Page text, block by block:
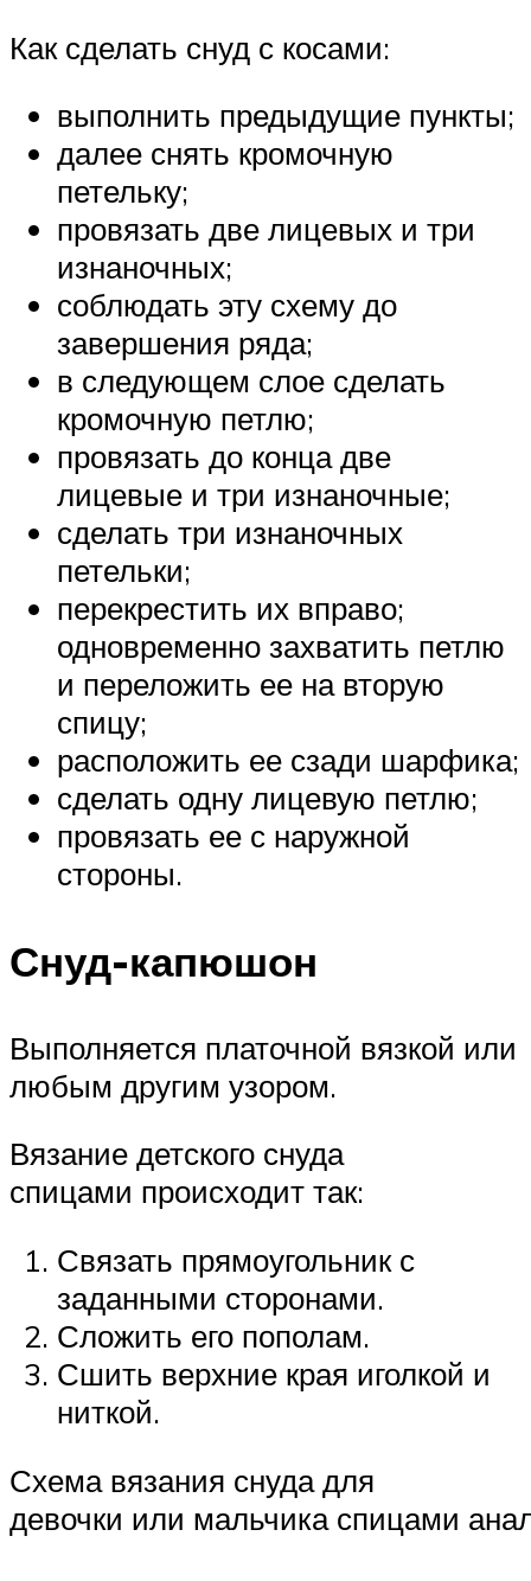
Как сделать снуд с косами:
выполнить предыдущие пункты;
далее снять кромочную
петельку;
провязать две лицевых и три
изнаночных;
соблюдать эту схему до
завершения ряда;
в следующем слое сделать
кромочную петлю;
провязать до конца две
лицевые и три изнаночные;
сделать три изнаночных
петельки;
перекрестить их вправо;
одновременно захватить петлю
и переложить ее на вторую
спицу;
расположить ее сзади шарфика;
сделать одну лицевую петлю;
провязать ее с наружной
стороны.
Снуд-капюшон
Выполняется платочной вязкой или
любым другим узором.
Вязание детского снуда
спицами происходит так:
Связать прямоугольник с
заданными сторонами.
Сложить его пополам.
Сшить верхние края иголкой и
ниткой.
Схема вязания снуда для
девочки или мальчика спицами